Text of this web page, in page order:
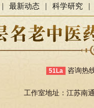
| 最新动态 | 科学研究 |
51La 咨询热
工作室地址：江苏南